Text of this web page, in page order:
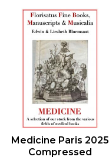
Medicine Paris 2025
Compressed